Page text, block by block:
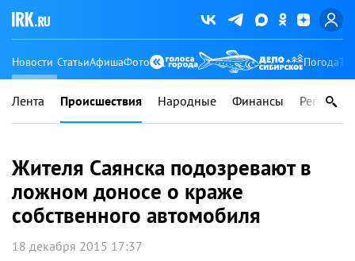
Новости СтатьиАфишаФото Погода
Лента Происшествия Народные Финансы Регионы
Жителя Саянска подозревают в
ложном доносе о краже
собственного автомобиля
18 декабря 2015 17:37